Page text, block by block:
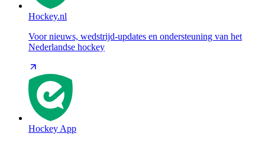
Hockey.nl
Voor nieuws, wedstrijd-updates en ondersteuning van het
Nederlandse hockey
Hockey App